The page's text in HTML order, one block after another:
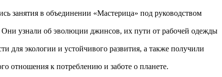
занятия в объединении «Мастерица» под руководством
Они узнали об эволюции джинсов, их пути от рабочей одежды
для экологии и устойчивого развития, а также получили
отношения к потреблению и заботе о планете.